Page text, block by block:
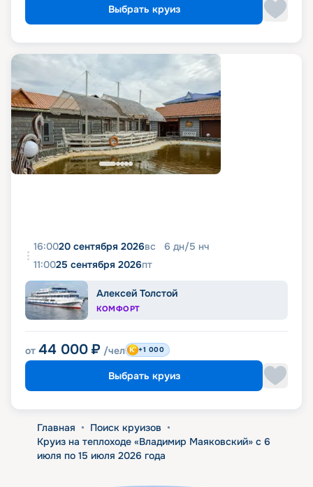
Выбрать круиз
16:0020 сентября 2026вс 6 дн/5 нч
11:0025 сентября 2026пт
Алексей Толстой
КОМФОРТ
от 44 000 ₽ /чел +1 000
Выбрать круиз
Главная • Поиск круизов •
Круиз на теплоходе «Владимир Маяковский» с 6
июля по 15 июля 2026 года